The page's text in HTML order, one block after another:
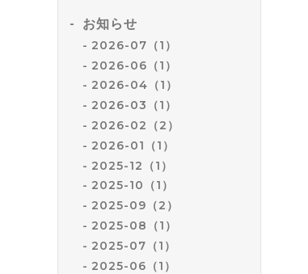
お知らせ
2026-07（1）
2026-06（1）
2026-04（1）
2026-03（1）
2026-02（2）
2026-01（1）
2025-12（1）
2025-10（1）
2025-09（2）
2025-08（1）
2025-07（1）
2025-06（1）